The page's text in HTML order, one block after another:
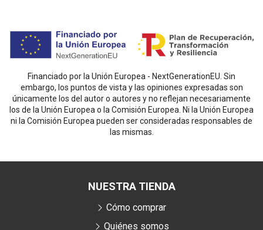
Financiado por la Unión Europea - NextGenerationEU. Sin
embargo, los puntos de vista y las opiniones expresadas son
únicamente los del autor o autores y no reflejan necesariamente
los de la Unión Europea o la Comisión Europea. Ni la Unión Europea
ni la Comisión Europea pueden ser consideradas responsables de
las mismas.
NUESTRA TIENDA
Cómo comprar
Quiénes somos